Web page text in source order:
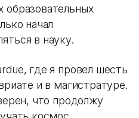
начал
в науку.
где я провел шесть
и в магистратуре.
что продолжу